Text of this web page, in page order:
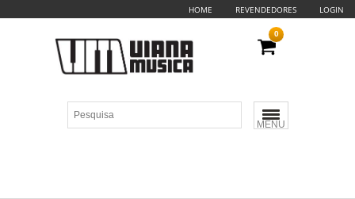
HOME REVENDEDORES LOGIN
MENU
0